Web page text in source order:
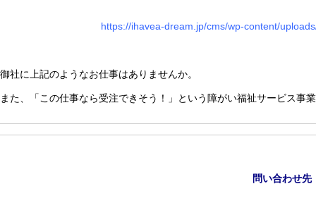
https://ihavea-dream.jp/cms/wp-content/
御社に上記のようなお仕事はありませんか。
また、「この仕事なら受注できそう！」という障がい福祉サービス事
問い合わせ先